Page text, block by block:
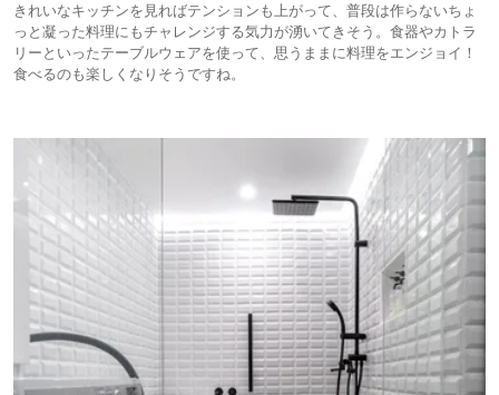
きれいなキッチンを見ればテンションも上がって、普段は作らないちょ
っと凝った料理にもチャレンジする気力が湧いてきそう。食器やカトラ
リーといったテーブルウェアを使って、思うままに料理をエンジョイ！
食べるのも楽しくなりそうですね。